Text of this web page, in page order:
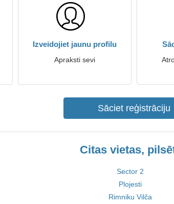
Izveidojiet jaunu profilu
Apraksti sevi
Sāciet reģistrāciju
Citas vietas,
Sector 2
Plojesti
Rimniku Vilča